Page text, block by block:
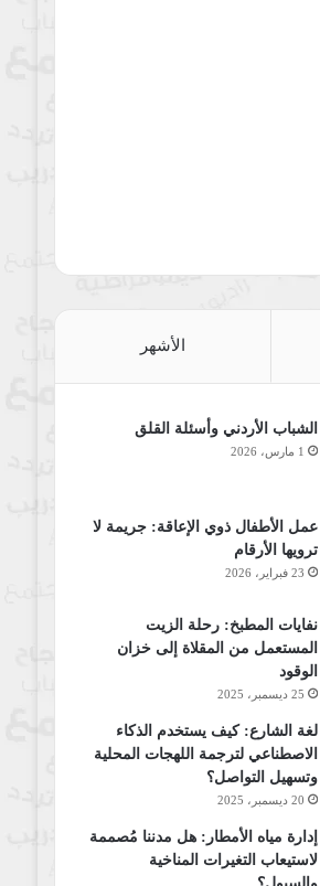
الأشهر
الشباب الأردني وأسئلة القلق
1 مارس، 2026
عمل الأطفال ذوي الإعاقة: جريمة لا
ترويها الأرقام
23 فبراير، 2026
نفايات المطبخ: رحلة الزيت
المستعمل من المقلاة إلى خزان
الوقود
25 ديسمبر، 2025
لغة الشارع: كيف يستخدم الذكاء
الاصطناعي لترجمة اللهجات المحلية
وتسهيل التواصل؟
20 ديسمبر، 2025
إدارة مياه الأمطار: هل مدننا مُصممة
لاستيعاب التغيرات المناخية